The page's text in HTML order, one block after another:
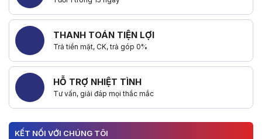
THANH TOÁN TIỆN LỢI
Trả tiền mặt, CK, trả góp 0%
HỖ TRỢ NHIỆT TÌNH
Tư vấn, giải đáp mọi thắc mắc
KẾT NỐI VỚI CHÚNG TÔI